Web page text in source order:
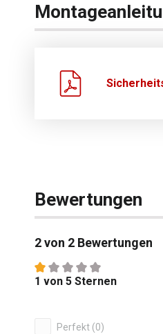
Bewertungen
2 von 2 Bewertungen
Durchschnittliche
1 von 5 Sternen
2 von 2Perfekt (0)